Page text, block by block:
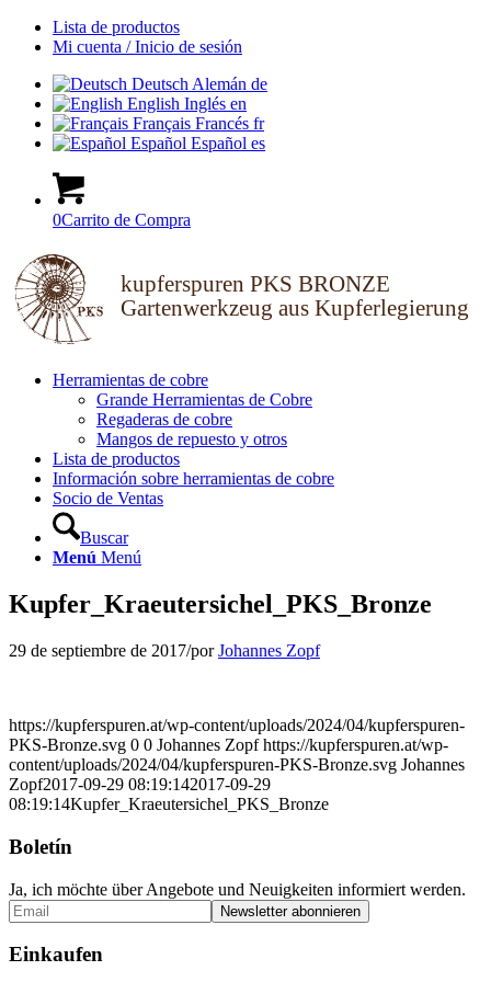
Lista de productos
Mi cuenta / Inicio de sesión
Deutsch Alemán de
English Inglés en
Français Francés fr
Español Español es
0Carrito de Compra
kupferspuren PKS BRONZE
Gartenwerkzeug aus Kupferlegierung
Herramientas de cobre
Grande Herramientas de Cobre
Regaderas de cobre
Mangos de repuesto y otros
Lista de productos
Información sobre herramientas de cobre
Socio de Ventas
Buscar
Menú Menú
Kupfer_Kraeutersichel_PKS_Bronze
29 de septiembre de 2017/porJohannes Zopf
https://kupferspuren.at/wp-content/uploads/2024/04/kupferspuren-
PKS-Bronze.svg 0 0 Johannes Zopf https://kupferspuren.at/wp-
content/uploads/2024/04/kupferspuren-PKS-Bronze.svg Johannes
Zopf2017-09-29 08:19:142017-09-29
08:19:14Kupfer_Kraeutersichel_PKS_Bronze
Boletín
Ja, ich möchte über Angebote und Neuigkeiten informiert werden.
Einkaufen